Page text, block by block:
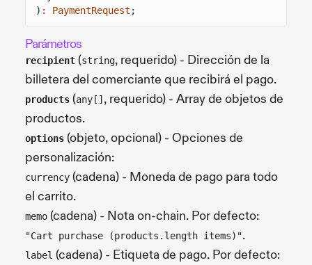
) : PaymentRequest ;
Parámetros
recipient (string, requerido) - Dirección de la
billetera del comerciante que recibirá el pago.
products (any[] , requerido) - Array de objetos de
productos.
options (objeto, opcional) - Opciones de
personalización:
currency (cadena) - Moneda de pago para todo
el carrito.
memo (cadena) - Nota on-chain. Por defecto:
"Cart purchase (products.length items)".
label (cadena) - Etiqueta de pago. Por defecto: